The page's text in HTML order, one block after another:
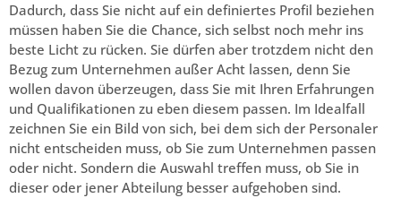
Dadurch, dass Sie nicht auf ein definiertes Profil beziehen
müssen haben Sie die Chance, sich selbst noch mehr ins
beste Licht zu rücken. Sie dürfen aber trotzdem nicht den
Bezug zum Unternehmen außer Acht lassen, denn Sie
wollen davon überzeugen, dass Sie mit Ihren Erfahrungen
und Qualifikationen zu eben diesem passen. Im Idealfall
zeichnen Sie ein Bild von sich, bei dem sich der Personaler
nicht entscheiden muss, ob Sie zum Unternehmen passen
oder nicht. Sondern die Auswahl treffen muss, ob Sie in
dieser oder jener Abteilung besser aufgehoben sind.